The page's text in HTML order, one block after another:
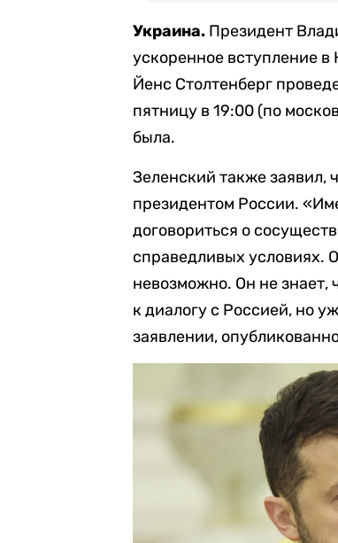
Украина. Президент
ускоренное вступление
Йенс Столтенберг
пятницу в 19:00 (по
была.
Зеленский также заявил,
президентом России.
договориться о
справедливых условиях.
невозможно. Он не знает,
к диалогу с Россией, но
заявлении,